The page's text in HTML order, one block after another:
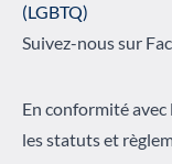
(LGBTQ)
Suivez-nous sur
En conformité
les statuts et